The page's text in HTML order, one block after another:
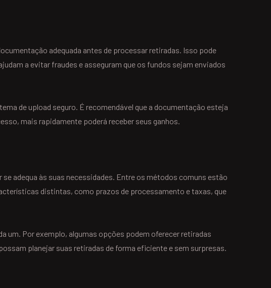
adequada antes de processar retiradas. Isso pode
a evitar fraudes e asseguram que os fundos sejam enviados
de upload seguro. É recomendável que a documentação esteja
mais rapidamente poderá receber seus ganhos.
adequa às suas necessidades. Entre os métodos comuns estão
distintas, como prazos de processamento e taxas, que
um. Por exemplo, algumas opções podem oferecer retiradas
planejar suas retiradas de forma eficiente e sem surpresas.